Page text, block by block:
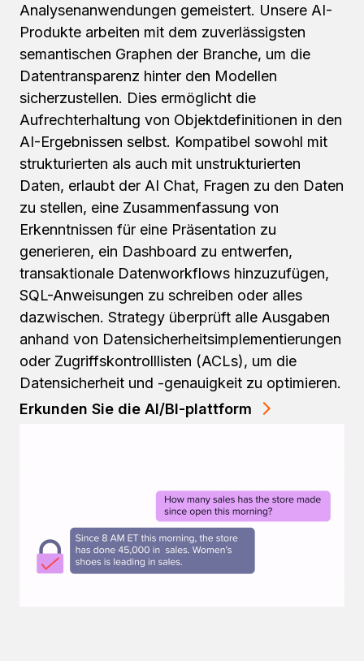
Analysenanwendungen gemeistert. Unsere AI-
Produkte arbeiten mit dem zuverlässigsten
semantischen Graphen der Branche, um die
Datentransparenz hinter den Modellen
sicherzustellen. Dies ermöglicht die
Aufrechterhaltung von Objektdefinitionen in den
AI-Ergebnissen selbst. Kompatibel sowohl mit
strukturierten als auch mit unstrukturierten
Daten, erlaubt der AI Chat, Fragen zu den Daten
zu stellen, eine Zusammenfassung von
Erkenntnissen für eine Präsentation zu
generieren, ein Dashboard zu entwerfen,
transaktionale Datenworkflows hinzuzufügen,
SQL-Anweisungen zu schreiben oder alles
dazwischen. Strategy überprüft alle Ausgaben
anhand von Datensicherheitsimplementierungen
oder Zugriffskontrolllisten (ACLs), um die
Datensicherheit und -genauigkeit zu optimieren.
Erkunden Sie die AI/BI-plattform